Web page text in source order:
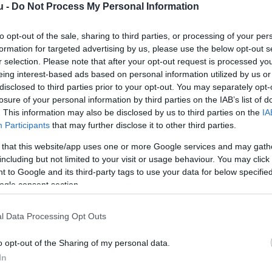
- Do Not Process My Personal Information
opt-out of the sale, sharing to third parties, or processing of your
for targeted advertising by us, please use the below opt-out
selection. Please note that after your opt-out request is processed
interest-based ads based on personal information utilized by us
to third parties prior to your opt-out. You may separately
of your personal information by third parties on the IAB’s list of
This information may also be disclosed by us to third parties on the
Participants that may further disclose it to other third parties.
that this website/app uses one or more Google services and may
but not limited to your visit or usage behaviour. You may
to Google and its third-party tags to use your data for below
consent section.
Data Processing Opt Outs
opt-out of the Sharing of my personal data.
össze is állhatnak, így a nap első
számíthatunk. Az Alpokalján akár egész nap
elő, legfeljebb egy-egy helyen alakulhat ki
élénk lesz, különösen az északkeleti
között alakul, de a tartósan borult nyugati
változóan felhős-napos idő várható, gyakori